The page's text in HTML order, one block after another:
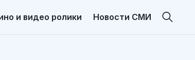
и видео ролики Новости СМИ